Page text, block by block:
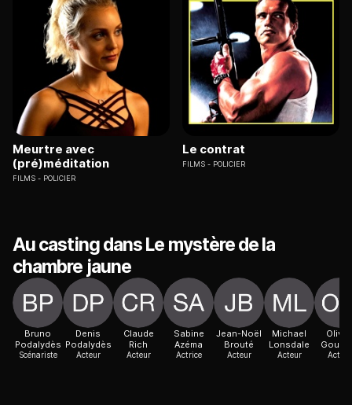
Meurtre avec
(pré)méditation
FILMS POLICIER
Le contrat
FILMS POLICIER
Au casting dans Le mystère de la
chambre jaune
Bruno
Podalydès
Scénariste
Denis
Podalydès
Acteur
Claude
Rich
Acteur
Sabine
Azéma
Actrice
Jean-Noël
Brouté
Acteur
Michael
Lonsdale
Acteur Acteur